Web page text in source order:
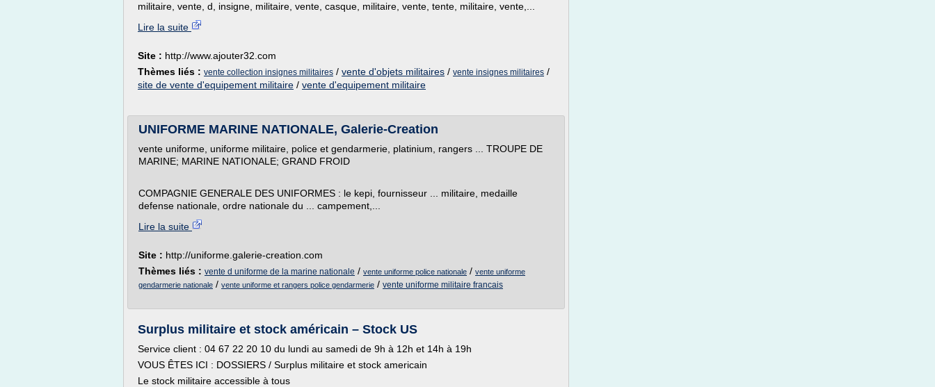
militaire, vente, d, insigne, militaire, vente, casque, militaire, vente, tente, militaire, vente,...
Lire la suite
Site : http://www.ajouter32.com
Thèmes liés : vente collection insignes militaires / vente d'objets militaires / vente insignes militaires /
site de vente d'equipement militaire / vente d'equipement militaire
UNIFORME MARINE NATIONALE, Galerie-Creation
vente uniforme, uniforme militaire, police et gendarmerie, platinium, rangers ... TROUPE DE
MARINE; MARINE NATIONALE; GRAND FROID
COMPAGNIE GENERALE DES UNIFORMES : le kepi, fournisseur ... militaire, medaille
defense nationale, ordre nationale du ... campement,...
Lire la suite
Site : http://uniforme.galerie-creation.com
Thèmes liés : vente d uniforme de la marine nationale / vente uniforme police nationale / vente uniforme
gendarmerie nationale / vente uniforme et rangers police gendarmerie / vente uniforme militaire francais
Surplus militaire et stock américain – Stock US
Service client : 04 67 22 20 10 du lundi au samedi de 9h à 12h et 14h à 19h
VOUS ÊTES ICI : DOSSIERS / Surplus militaire et stock americain
Le stock militaire accessible à tous